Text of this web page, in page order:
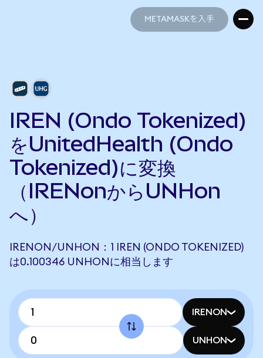
METAMASKを入手
IREN (Ondo Tokenized)
をUnitedHealth (Ondo
Tokenized)に変換
（IRENonからUNHon
へ）
IRENON/UNHON：1 IREN (ONDO TOKENIZED)
は0.100346 UNHONに相当します
IRENON
UNHON